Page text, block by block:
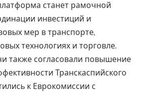
станет рамочной
инвестиций и
мер в транспорте,
технологиях и торговле.
также согласовали повышение
Транскаспийского
к Еврокомиссии с